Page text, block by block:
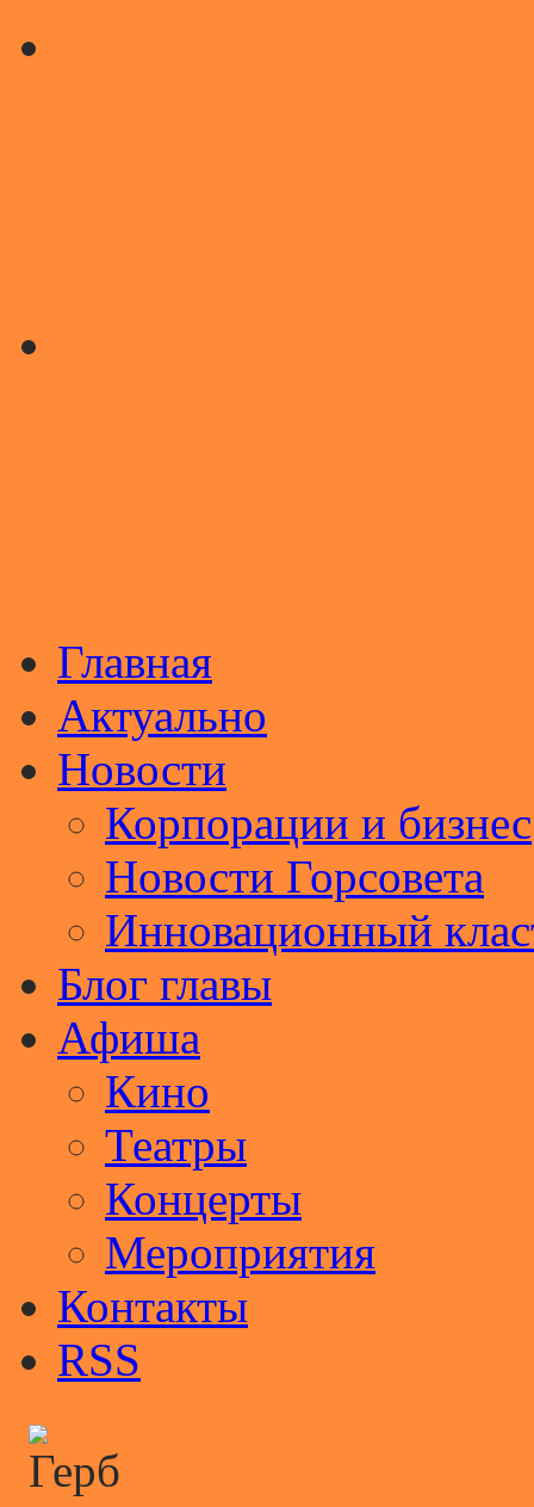
Главная
Актуально
Новости
Корпорации и бизнес
Новости Горсовета
Инновационный
Блог главы
Афиша
Кино
Театры
Концерты
Мероприятия
Контакты
RSS